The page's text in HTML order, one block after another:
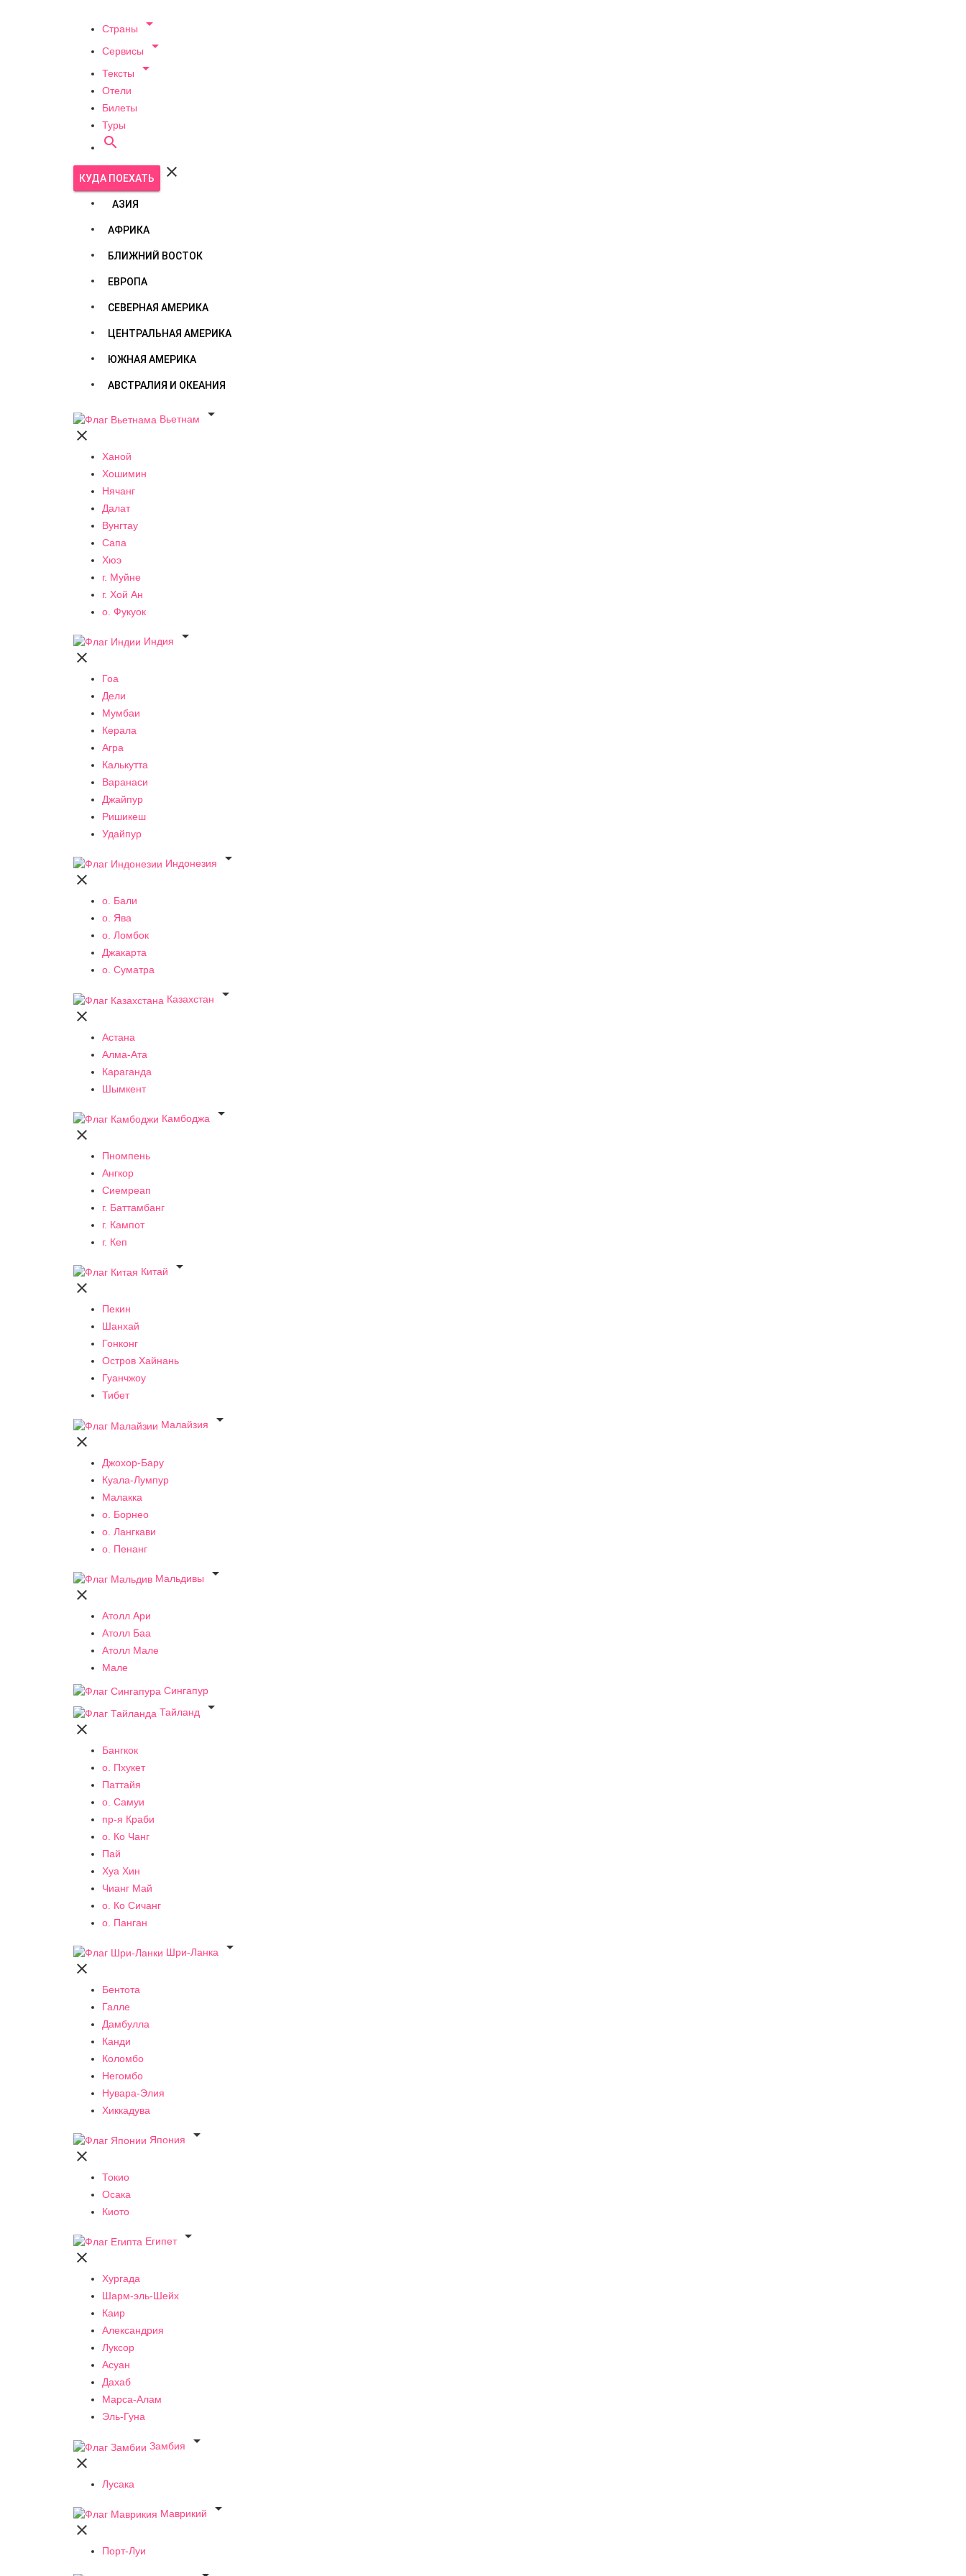
Страны 
Сервисы 
Тексты 
Отели
Билеты
Туры

КУДА ПОЕХАТЬ 
АЗИЯ
АФРИКА
БЛИЖНИЙ ВОСТОК
ЕВРОПА
СЕВЕРНАЯ АМЕРИКА
ЦЕНТРАЛЬНАЯ АМЕРИКА
ЮЖНАЯ АМЕРИКА
АВСТРАЛИЯ И ОКЕАНИЯ
Вьетнам


Ханой
Хошимин
Нячанг
Далат
Вунгтау
Сапа
Хюэ
г. Муйне
г. Хой Ан
о. Фукуок
Индия


Гоа
Дели
Мумбаи
Керала
Агра
Калькутта
Варанаси
Джайпур
Ришикеш
Удайпур
Индонезия


о. Бали
о. Ява
о. Ломбок
Джакарта
о. Суматра
Казахстан


Астана
Алма-Ата
Караганда
Шымкент
Камбоджа


Пномпень
Ангкор
Сиемреап
г. Баттамбанг
г. Кампот
г. Кеп
Китай


Пекин
Шанхай
Гонконг
Остров Хайнань
Гуанчжоу
Тибет
Малайзия


Джохор-Бару
Куала-Лумпур
Малакка
о. Борнео
о. Лангкави
о. Пенанг
Мальдивы


Атолл Ари
Атолл Баа
Атолл Мале
Мале
Сингапур
Тайланд


Бангкок
о. Пхукет
Паттайя
о. Самуи
пр-я Краби
о. Ко Чанг
Пай
Хуа Хин
Чианг Май
о. Ко Сичанг
о. Панган
Шри-Ланка


Бентота
Галле
Дамбулла
Канди
Коломбо
Негомбо
Нувара-Элия
Хиккадува
Япония


Токио
Осака
Киото
Египет


Хургада
Шарм-эль-Шейх
Каир
Александрия
Луксор
Асуан
Дахаб
Марса-Алам
Эль-Гуна
Замбия


Лусака
Маврикий


Порт-Луи